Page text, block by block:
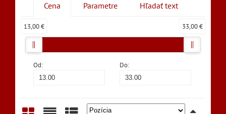
Cena Parametre Hľadať text
Od: Do:
13,00 € 33,00 €